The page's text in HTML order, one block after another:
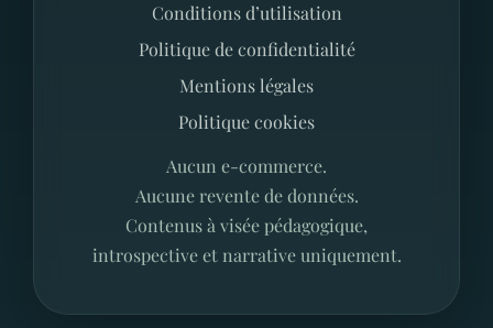
Conditions d’utilisation
Politique de confidentialité
Mentions légales
Politique cookies
Aucun e-commerce.
Aucune revente de données.
Contenus à visée pédagogique,
introspective et narrative uniquement.